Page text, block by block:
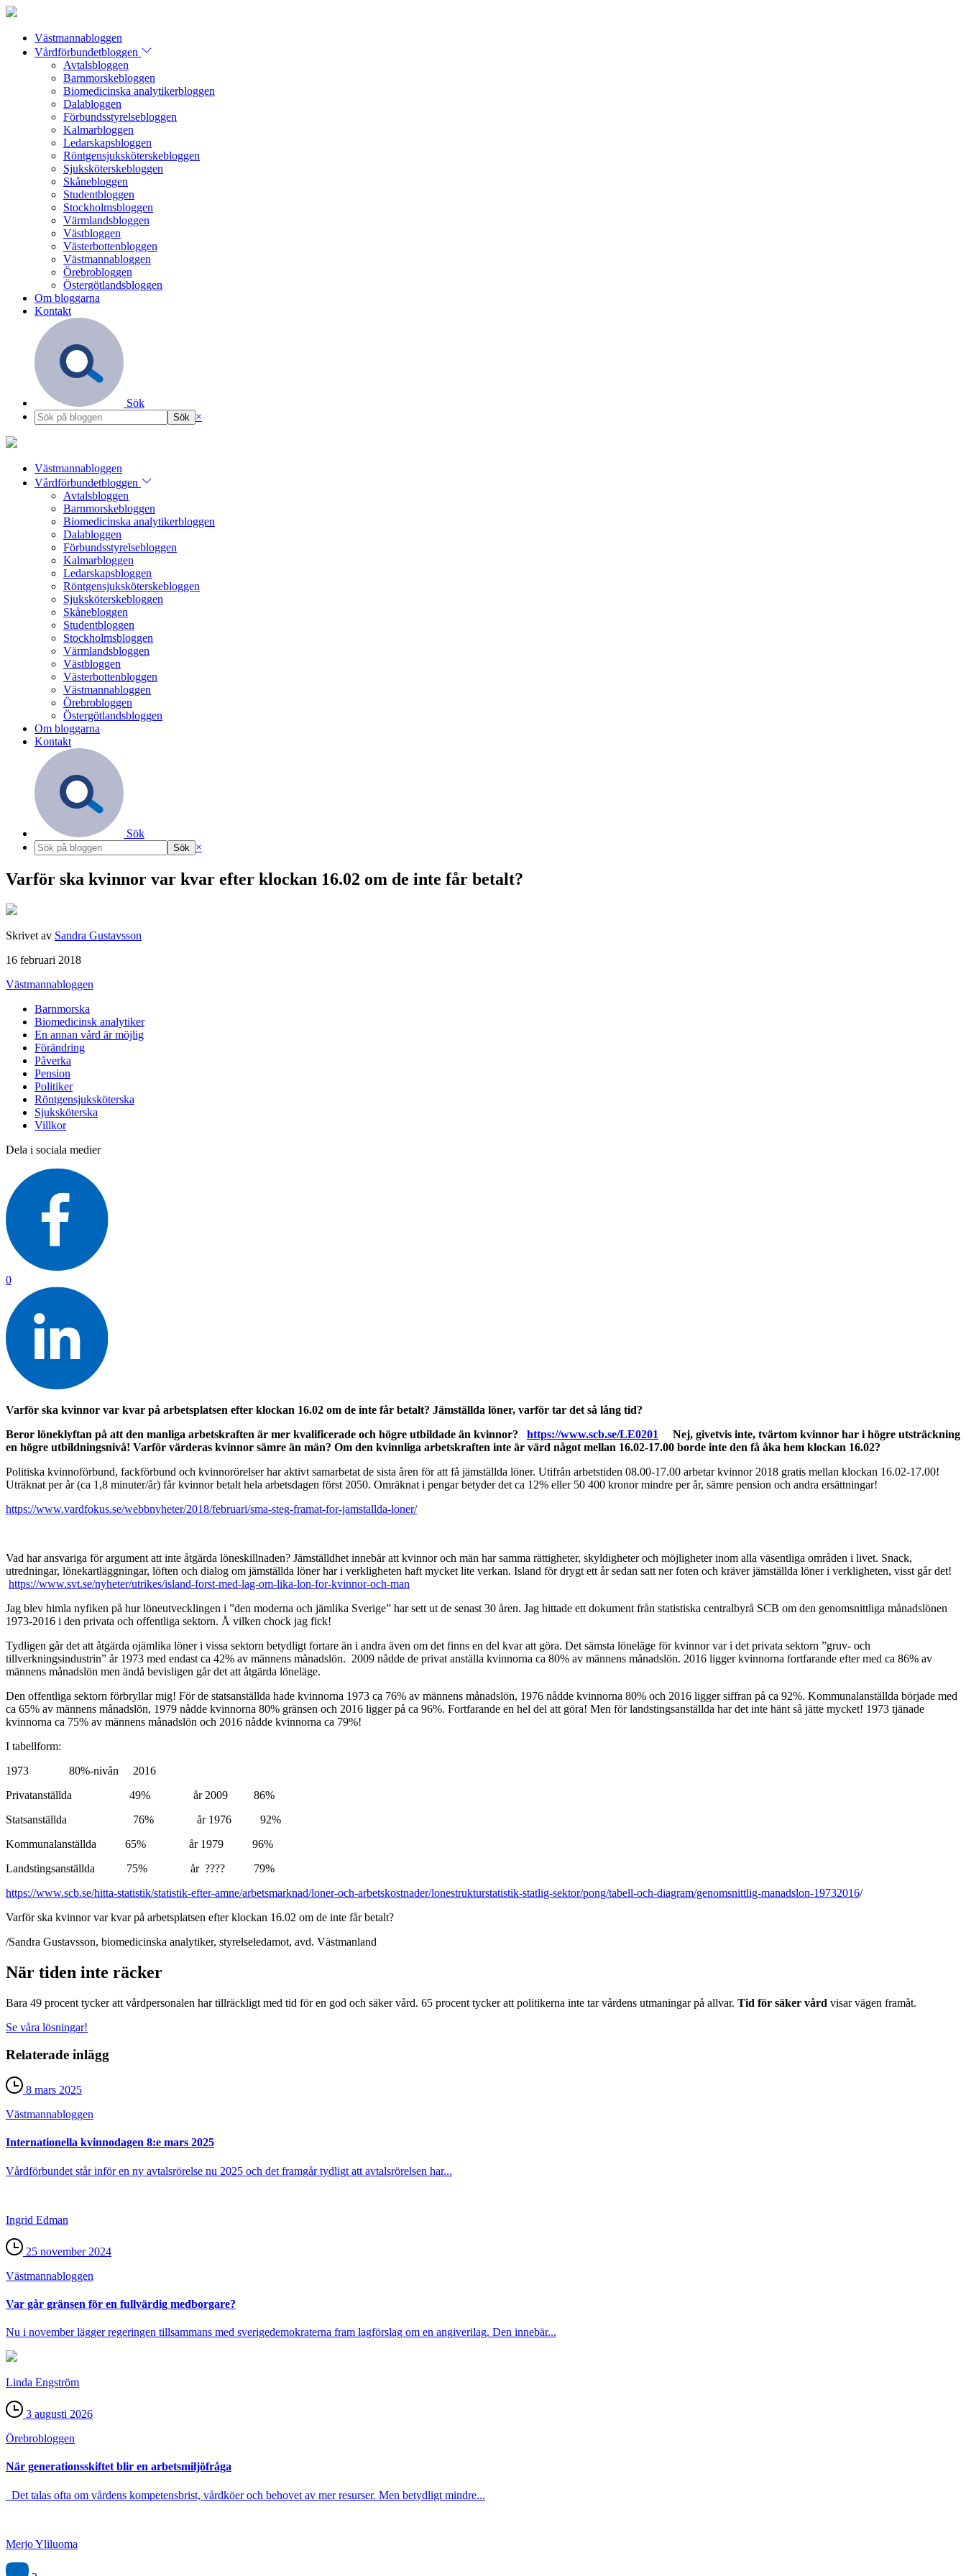
Västmannabloggen
Vårdförbundetbloggen
Avtalsbloggen
Barnmorskebloggen
Biomedicinska analytikerbloggen
Dalabloggen
Förbundsstyrelsebloggen
Kalmarbloggen
Ledarskapsbloggen
Röntgensjuksköterskebloggen
Sjuksköterskebloggen
Skånebloggen
Studentbloggen
Stockholmsbloggen
Värmlandsbloggen
Västbloggen
Västerbottenbloggen
Västmannabloggen
Örebrobloggen
Östergötlandsbloggen
Om bloggarna
Kontakt
Sök
×
Västmannabloggen
Vårdförbundetbloggen
Avtalsbloggen
Barnmorskebloggen
Biomedicinska analytikerbloggen
Dalabloggen
Förbundsstyrelsebloggen
Kalmarbloggen
Ledarskapsbloggen
Röntgensjuksköterskebloggen
Sjuksköterskebloggen
Skånebloggen
Studentbloggen
Stockholmsbloggen
Värmlandsbloggen
Västbloggen
Västerbottenbloggen
Västmannabloggen
Örebrobloggen
Östergötlandsbloggen
Om bloggarna
Kontakt
Sök
×
Varför ska kvinnor var kvar efter klockan 16.02 om de inte får betalt?
Skrivet av Sandra Gustavsson
16 februari 2018
Västmannabloggen
Barnmorska
Biomedicinsk analytiker
En annan vård är möjlig
Förändring
Påverka
Pension
Politiker
Röntgensjuksköterska
Sjuksköterska
Villkor
Dela i sociala medier
0
Varför ska kvinnor var kvar på arbetsplatsen efter klockan 16.02 om de inte får betalt? Jämställda löner, varför tar det så lång tid?
Beror löneklyftan på att den manliga arbetskraften är mer kvalificerade och högre utbildade än kvinnor? https://www.scb.se/LE0201
Nej, givetvis inte, tvärtom kvinnor har i högre utsträckning
en högre utbildningsnivå! Varför värderas kvinnor sämre än män? Om den kvinnliga arbetskraften inte är värd något mellan 16.02-17.00 borde inte den få åka hem klockan 16.02?
Politiska kvinnoförbund, fackförbund och kvinnorörelser har aktivt samarbetat de sista åren för att få jämställda löner. Utifrån arbetstiden 08.00-17.00 arbetar kvinnor 2018 gratis mellan klockan 16.02-17.00!
Uträknat per år (ca 1,8 minuter/år) får kvinnor betalt hela arbetsdagen först 2050. Omräknat i pengar betyder det ca 12% eller 50 400 kronor mindre per år, sämre pension och andra ersättningar!
https://www.vardfokus.se/webbnyheter/2018/februari/sma-steg-framat-for-jamstallda-loner/
Vad har ansvariga för argument att inte åtgärda löneskillnaden? Jämställdhet innebär att kvinnor och män har samma rättigheter, skyldigheter och möjligheter inom alla väsentliga områden i livet. Snack,
utredningar, lönekartläggningar, löften och dialog om jämställda löner har i verkligheten haft mycket lite verkan. Island för drygt ett år sedan satt ner foten och kräver jämställda löner i verkligheten, visst går det!
https://www.svt.se/nyheter/utrikes/island-forst-med-lag-om-lika-lon-for-kvinnor-och-man
Jag blev himla nyfiken på hur löneutvecklingen i ”den moderna och jämlika Sverige” har sett ut de senast 30 åren. Jag hittade ett dokument från statistiska centralbyrå SCB om den genomsnittliga månadslönen
1973-2016 i den privata och offentliga sektorn. Å vilken chock jag fick!
Tydligen går det att åtgärda ojämlika löner i vissa sektorn betydligt fortare än i andra även om det finns en del kvar att göra. Det sämsta löneläge för kvinnor var i det privata sektorn ”gruv- och
tillverkningsindustrin” år 1973 med endast ca 42% av männens månadslön. 2009 nådde de privat anställa kvinnorna ca 80% av männens månadslön. 2016 ligger kvinnorna fortfarande efter med ca 86% av
männens månadslön men ändå bevisligen går det att åtgärda löneläge.
Den offentliga sektorn förbryllar mig! För de statsanställda hade kvinnorna 1973 ca 76% av männens månadslön, 1976 nådde kvinnorna 80% och 2016 ligger siffran på ca 92%. Kommunalanställda började med
ca 65% av männens månadslön, 1979 nådde kvinnorna 80% gränsen och 2016 ligger på ca 96%. Fortfarande en hel del att göra! Men för landstingsanställda har det inte hänt så jätte mycket! 1973 tjänade
kvinnorna ca 75% av männens månadslön och 2016 nådde kvinnorna ca 79%!
I tabellform:
1973 80%-nivån 2016
Privatanställda 49% år 2009 86%
Statsanställda 76% år 1976 92%
Kommunalanställda 65% år 1979 96%
Landstingsanställda 75% år ???? 79%
https://www.scb.se/hitta-statistik/statistik-efter-amne/arbetsmarknad/loner-och-arbetskostnader/lonestrukturstatistik-statlig-sektor/pong/tabell-och-diagram/genomsnittlig-manadslon-19732016/
Varför ska kvinnor var kvar på arbetsplatsen efter klockan 16.02 om de inte får betalt?
/Sandra Gustavsson, biomedicinska analytiker, styrelseledamot, avd. Västmanland
När tiden inte räcker
Bara 49 procent tycker att vårdpersonalen har tillräckligt med tid för en god och säker vård. 65 procent tycker att politikerna inte tar vårdens utmaningar på allvar. Tid för säker vård visar vägen framåt.
Se våra lösningar!
Relaterade inlägg
8 mars 2025
Västmanna­bloggen
Internationella kvinnodagen 8:e mars 2025
Vårdförbundet står inför en ny avtalsrörelse nu 2025 och det framgår tydligt att avtalsrörelsen har...
Ingrid Edman
25 november 2024
Västmanna­bloggen
Var går gränsen för en fullvärdig medborgare?
Nu i november lägger regeringen tillsammans med sverigedemokraterna fram lagförslag om en angiverilag. Den innebär...
Linda Engström
3 augusti 2026
Örebro­bloggen
När generationsskiftet blir en arbetsmiljöfråga
Det talas ofta om vårdens kompetensbrist, vårdköer och behovet av mer resurser. Men betydligt mindre...
Merjo Yliluoma